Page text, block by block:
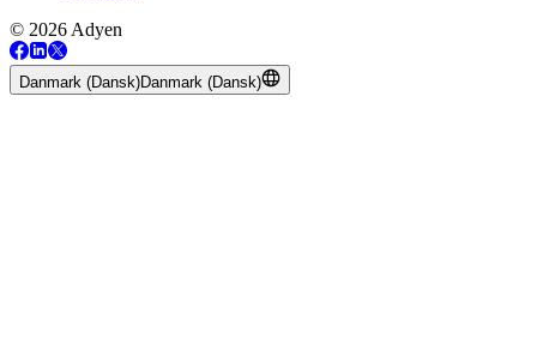
© 2026 Adyen
Danmark (Dansk)Danmark (Dansk)